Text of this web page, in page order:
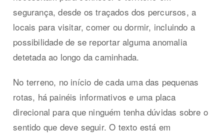
segurança, desde os traçados dos percursos, a
locais para visitar, comer ou dormir, incluindo a
possibilidade de se reportar alguma anomalia
detetada ao longo da caminhada.
No terreno, no início de cada uma das pequenas
rotas, há painéis informativos e uma placa
direcional para que ninguém tenha dúvidas sobre o
sentido que deve seguir. O texto está em